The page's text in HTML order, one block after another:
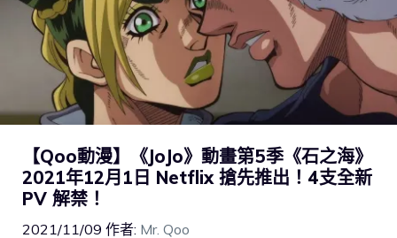
【Qoo動漫】《JoJo》動畫第5季《石之海》
2021年12月1日 Netflix 搶先推出！4支全新
PV 解禁！
2021/11/09 作者: Mr. Qoo